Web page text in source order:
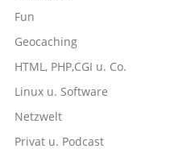
Fun
Geocaching
HTML, PHP,CGI u. Co.
Linux u. Software
Netzwelt
Privat u. Podcast